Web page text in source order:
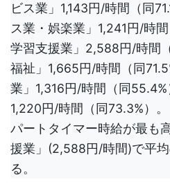
ビス業」1,143円/時間（同
ス業・娯楽業」1,241円/時
学習支援業」2,588円/時間
福祉」1,665円/時間（同
業」1,316円/時間（同55.4%
1,220円/時間（同73.3%）。
パートタイマー時給が最も
援業」(2,588円/時間)で平
る。